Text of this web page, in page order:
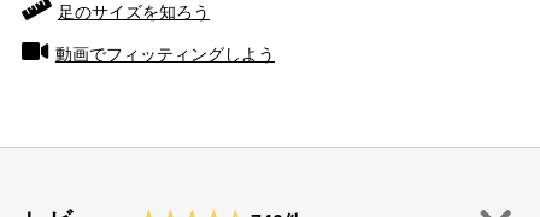
足のサイズを知ろう
動画でフィッティングしよう